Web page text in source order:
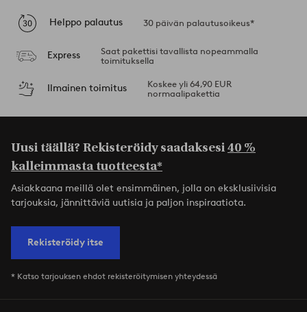
Helppo palautus 30 päivän palautusoikeus*
Express
Saat pakettisi tavallista nopeammalla
toimituksella
Ilmainen toimitus
Koskee yli 64,90 EUR
normaalipakettia
Uusi täällä? Rekisteröidy saadaksesi40 %
kalleimmasta tuotteesta*
Asiakkaana meillä olet ensimmäinen, jolla on eksklusiivisia
tarjouksia, jännittäviä uutisia ja paljon inspiraatiota.
Rekisteröidy itse
* Katso tarjouksen ehdot rekisteröitymisen yhteydessä